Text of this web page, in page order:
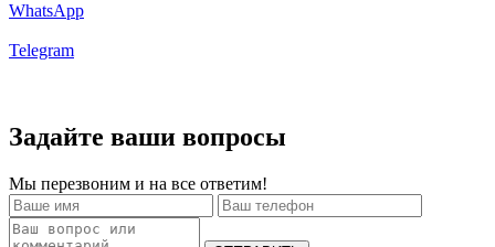
WhatsApp
Telegram
Задайте ваши вопросы
Мы перезвоним и на все ответим!